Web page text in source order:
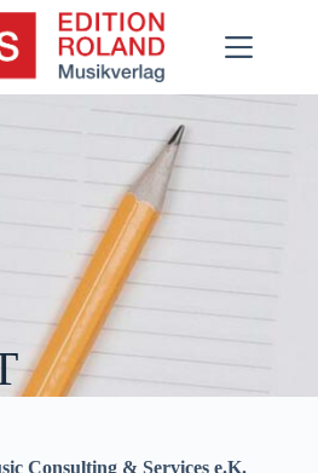
Consulting & Services e.K.